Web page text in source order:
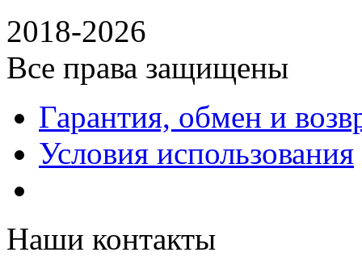
2018-2026
Все права защищены
Гарантия, обмен и
Условия использования
Наши контакты